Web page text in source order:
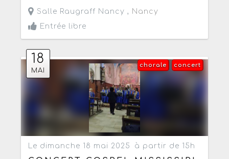
Salle Raugraff Nancy , Nancy
Entrée libre
18
MAI
concert
chorale
Le dimanche 18 mai 2025 à partir de 15h